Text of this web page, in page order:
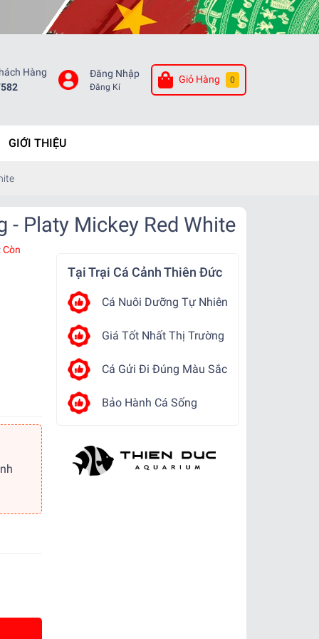
Hàng
Đăng Nhập
Đăng Kí
Giỏ Hàng 0
GIỚI THIỆU
- Platy Mickey Red White
Còn
Tại Trại Cá Cảnh Thiên Đức
Cá Nuôi Dưỡng Tự Nhiên
Giá Tốt Nhất Thị Trường
Cá Gửi Đi Đúng Màu Sắc
Bảo Hành Cá Sống